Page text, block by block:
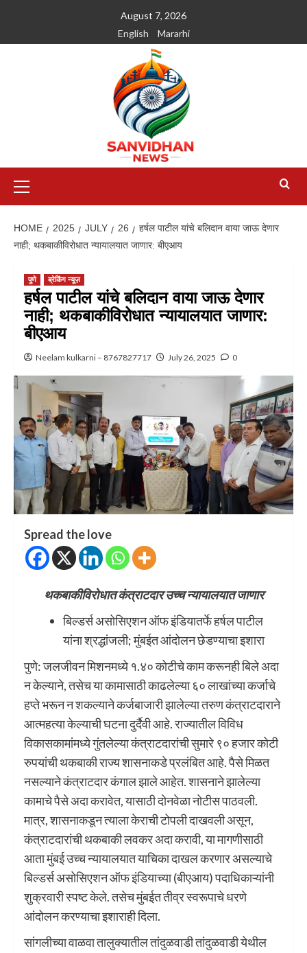
August 7, 2026
English
Mararhi
HOME 2025 JULY 26
हर्षल पाटील यांचे बलिदान वाया जाऊ देणार
नाही; थकबाकीविरोधात न्यायालयात जाणार: बीएआय
पुणे ब्रेकिंग न्यूज़
हर्षल पाटील यांचे बलिदान वाया जाऊ देणार
नाही; थकबाकीविरोधात न्यायालयात जाणार:
बीएआय
Neelam kulkarni – 8767827717 July 26, 2025 0
Spread the love
थकबाकीविरोधात कंत्राटदार उच्च न्यायालयात जाणार
बिल्डर्स असोसिएशन ऑफ इंडियातर्फे हर्षल पाटील
यांना श्रद्धांजली; मुंबईत आंदोलन छेडण्याचा इशारा
पुणे: जलजीवन मिशनमध्ये १.४० कोटीचे काम करूनही बिले अदा
न केल्याने, तसेच या कामासाठी काढलेल्या ६० लाखांच्या कर्जाचे
हप्ते भरून न शकल्याने कर्जबाजारी झालेल्या तरुण कंत्राटदाराने
आत्महत्या केल्याची घटना दुर्दैवी आहे. राज्यातील विविध
विकासकामांमध्ये गुंतलेल्या कंत्राटदारांची सुमारे ९० हजार कोटी
रुपयांची थकबाकी राज्य शासनाकडे प्रलंबित आहे. पैसे मिळत
नसल्याने कंत्राटदार कंगाल झाले आहेत. शासनाने झालेल्या
कामाचे पैसे अदा करावेत, यासाठी दोनवेळा नोटीस पाठवली.
मात्र, शासनाकडून त्याला केराची टोपली दाखवली असून,
कंत्राटदारांची थकबाकी लवकर अदा करावी, या मागणीसाठी
आता मुंबई उच्च न्यायालयात याचिका दाखल करणार असल्याचे
बिल्डर्स असोसिएशन ऑफ इंडियाच्या (बीएआय) पदाधिकाऱ्यांनी
शुक्रवारी स्पष्ट केले. तसेच मुंबईत तीव्र स्वरूपाचे धरणे
आंदोलन करण्याचा इशाराही दिला.
सांगलीच्या वाळवा तालुक्यातील तांदुळवाडी तांदुळवाडी येथील